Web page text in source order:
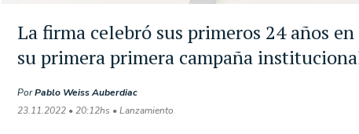
La firma celebró sus primeros 24 años
su primera primera campaña
PorPablo Weiss Auberdiac
23.11.2022 • 20:12hs • Lanzamiento